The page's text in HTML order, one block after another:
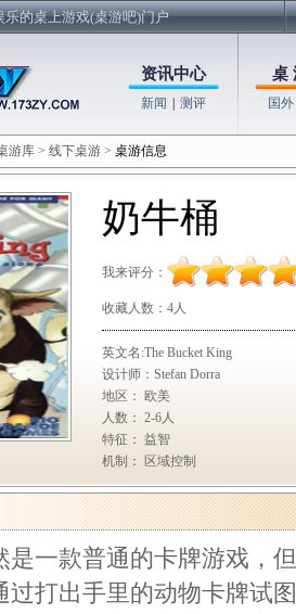
乐的桌上游戏(桌游吧)门户
资讯中心
新闻 测评
桌
国外
游库 > 线下桌游 > 桌游信息
奶牛桶
我来评分：
收藏人数： 4人
英文名:The Bucket King
设计师：Stefan Dorra
地区： 欧美
人数： 2-6人
特征： 益智
机制： 区域控制
一款普通的卡牌游戏，
过打出手里的动物卡牌试